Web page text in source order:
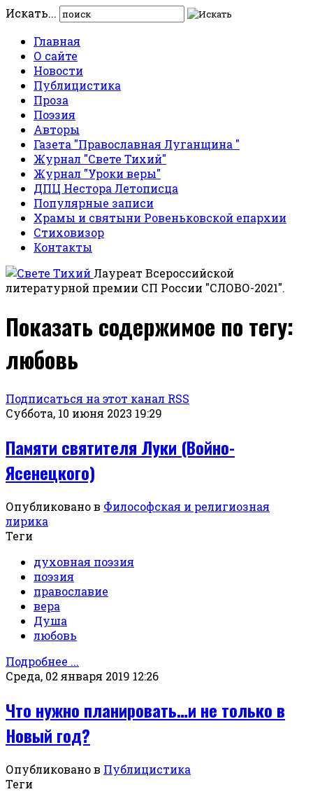
Искать...
Главная
О сайте
Новости
Публицистика
Проза
Поэзия
Авторы
Газета "Православная Луганщина "
Журнал "Свете Тихий"
Журнал "Уроки веры"
ДПЦ Нестора Летописца
Популярные записи
Храмы и святыни Ровеньковской епархии
Стиховизор
Контакты
Лауреат Всероссийской
литературной премии СП России "СЛОВО-2021".
Показать содержимое по тегу:
любовь
Подписаться на этот канал RSS
Суббота, 10 июня 2023 19:29
Памяти святителя Луки (Войно-
Ясенецкого)
Опубликовано в Философская и религиозная
лирика
Теги
духовная поэзия
поэзия
православие
вера
Душа
любовь
Подробнее ...
Среда, 02 января 2019 12:26
Что нужно планировать…и не только в
Новый год?
Опубликовано в Публицистика
Теги